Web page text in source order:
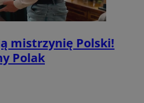
mistrzynię Polski!
Polak